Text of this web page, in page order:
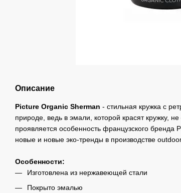
Описание
Picture Organic Sherman - стильная кружка с
природе, ведь в эмали, которой красят кружку,
проявляется особенность французского бренда
новые и новые эко-тренды в производстве
Особенности:
Изготовлена из нержавеющей стали
Покрыто эмалью